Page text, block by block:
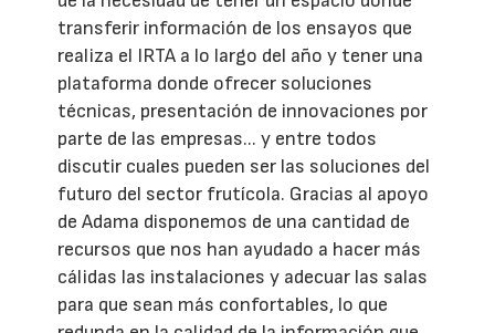
transferir información de los ensayos que
realiza el IRTA a lo largo del año y tener una
plataforma donde ofrecer soluciones
técnicas, presentación de innovaciones por
parte de las empresas... y entre todos
discutir cuales pueden ser las soluciones del
futuro del sector frutícola. Gracias al apoyo
de Adama disponemos de una cantidad de
recursos que nos han ayudado a hacer más
cálidas las instalaciones y adecuar las salas
para que sean más confortables, lo que